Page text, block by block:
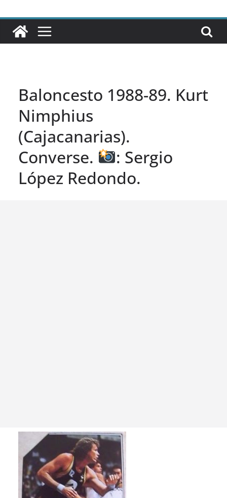
Baloncesto 1988-89. Kurt
Nimphius
(Cajacanarias).
Converse.
: Sergio
López Redondo.